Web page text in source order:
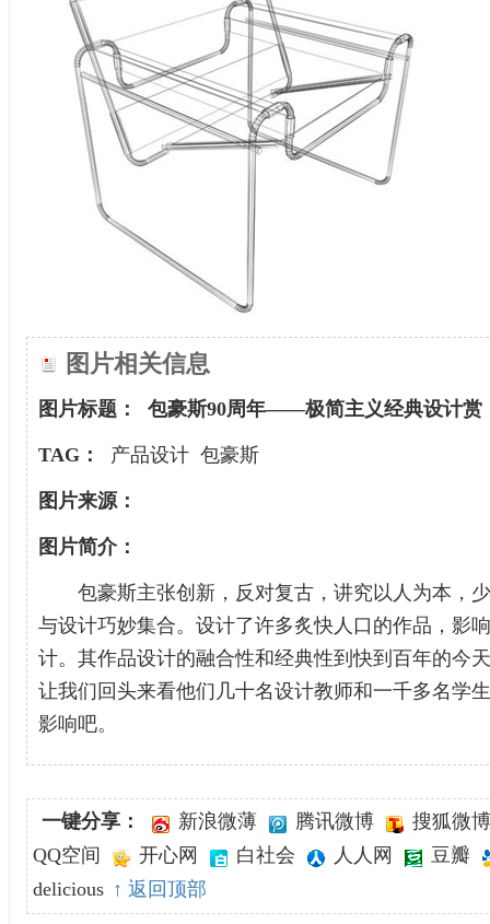
图片相关信息
图片标题： 包豪斯90周年——极简主义经典设计赏
TAG： 产品设计 包豪斯
图片来源：
图片简介：
包豪斯主张创新，反对复古，讲究以人为本，
与设计巧妙集合。设计了许多炙快人口的作品，影
计。其作品设计的融合性和经典性到快到百年的今
让我们回头来看他们几十名设计教师和一千多名学
影响吧。
一键分享： 新浪微薄 腾讯微博
搜狐微博
QQ空间
开心网 白社会 人人网
豆瓣
delicious ↑ 返回顶部